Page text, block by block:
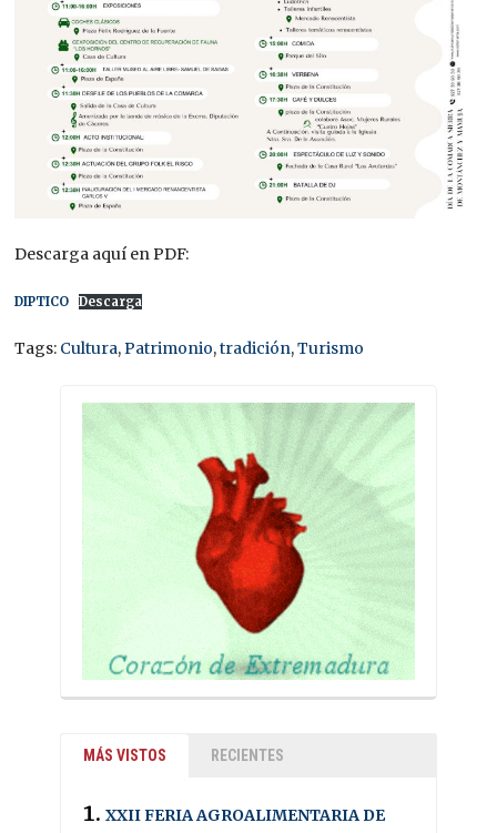
Descarga aquí en PDF:
DIPTICO Descarga
Tags: Cultura,Patrimonio,tradición,Turismo
MÁS VISTOS RECIENTES
XXII FERIA AGROALIMENTARIA DE